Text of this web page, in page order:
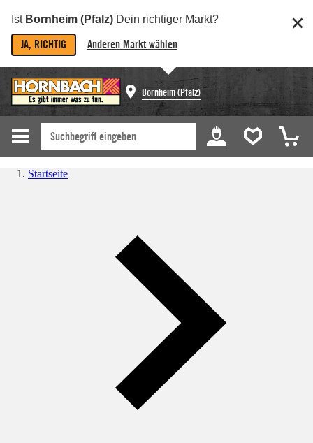
Ist Bornheim (Pfalz) Dein richtiger Markt?
JA, RICHTIG Anderen Markt wählen
Bornheim (Pfalz)
Startseite